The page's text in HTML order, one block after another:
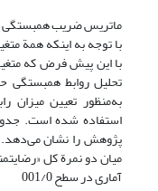
ماتریس ضریب
با توجه به اینکه همة
با این پیش فرض ‌که
تحلیل روابط همبستگی
به‌منظور تعیین میزان
آماری در سطح 001/0